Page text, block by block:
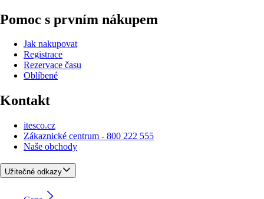
Pomoc s prvním nákupem
Jak nakupovat
Registrace
Rezervace času
Oblíbené
Kontakt
itesco.cz
Zákaznické centrum - 800 222 555
Naše obchody
Užitečné odkazy